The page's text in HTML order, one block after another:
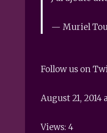
— Muriel
Follow us on
August 21, 2014
Views: 4